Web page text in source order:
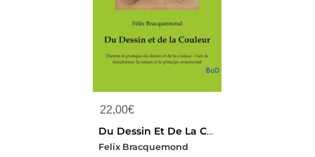
22,00€
Du Dessin Et De La Couleur : Theorie Et Pratique Du Dessin Et De La Couleur - L'art De Transformer La Nature Et Le Principe Ornemental
Felix Bracquemond